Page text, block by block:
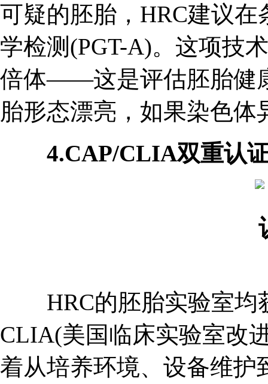
可疑的胚胎，HRC建议
学检测(PGT-A)。这项技
倍体——这是评估胚胎健
胎形态漂亮，如果染色
4.CAP/CLIA双重认证
HRC的胚胎实验室均
CLIA(美国临床实验室改
着从培养环境、设备维护